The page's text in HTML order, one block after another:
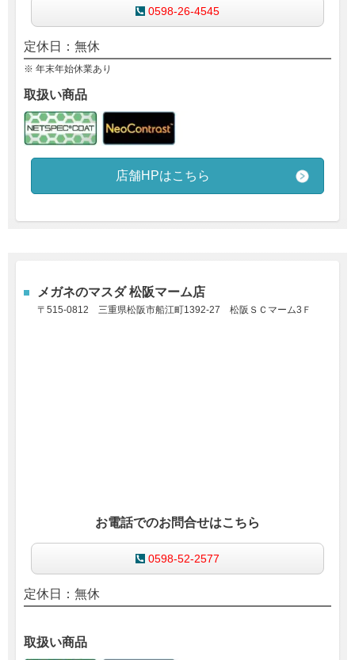
0598-26-4545
定休日：無休
※ 年末年始休業あり
取扱い商品
店舗HPはこちら
メガネのマスダ 松阪マーム店
〒515-0812 三重県松阪市船江町1392-27 松阪ＳＣマーム3Ｆ
お電話でのお問合せはこちら
0598-52-2577
定休日：無休
取扱い商品